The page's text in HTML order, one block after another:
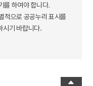
를 하여야 합니다.
적으로 공공누리 표시를
시기 바랍니다.